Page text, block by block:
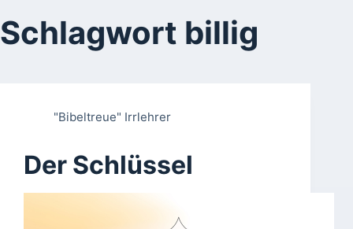
Schlagwort billig
"Bibeltreue" Irrlehrer
Der Schlüssel